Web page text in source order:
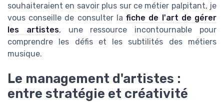
souhaiteraient en savoir plus sur ce métier palpitant, je
vous conseille de consulter lafiche de l'art de gérer
les artistes, une ressource incontournable pour
comprendre les défis et les subtilités des métiers
musique.
Le management d'artistes :
entre stratégie et créativité